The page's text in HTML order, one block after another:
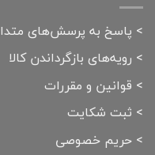
> پاسخ به پرسش‌های
> رویه‌های بازگرداندن کالا
> قوانین و مقررات
> ثبت شکایت
> حریم خصوصی